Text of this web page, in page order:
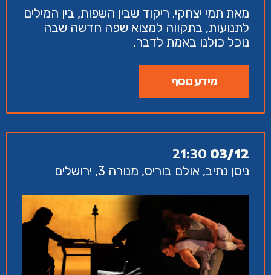
מאת תמי יצחקי. ריקוד שבין השפות, בין המילים
לתנועות, בתקווה למצוא שפה חדשה שבה
נוכל כולנו באמת לדבר.
מידע נוסף
03/12
21:30
ניסן נתיב, אולם בוריס, מנורה 3, ירושלים